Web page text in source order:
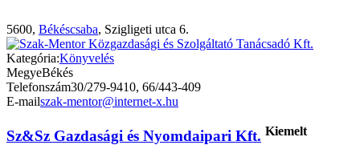
5600, Békéscsaba, Szigligeti utca 6.
Kategória:Könyvelés
MegyeBékés
Telefonszám30/279-9410, 66/443-409
E-mailszak-mentor@internet-x.hu
Sz&Sz Gazdasági és Nyomdaipari Kft. Kiemelt